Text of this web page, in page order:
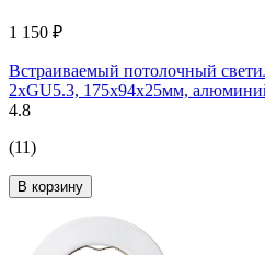
1 150 ₽
Встраиваемый потолочный
2хGU5.3, 175х94х25мм,
4.8
(11)
В корзину